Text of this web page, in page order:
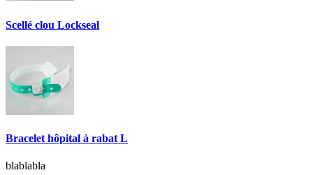
Scellé clou Lockseal
Bracelet hôpital à rabat L
blablabla